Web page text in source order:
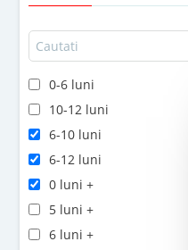
0-6 luni
10-12 luni
6-10 luni
6-12 luni
0 luni +
5 luni +
6 luni +